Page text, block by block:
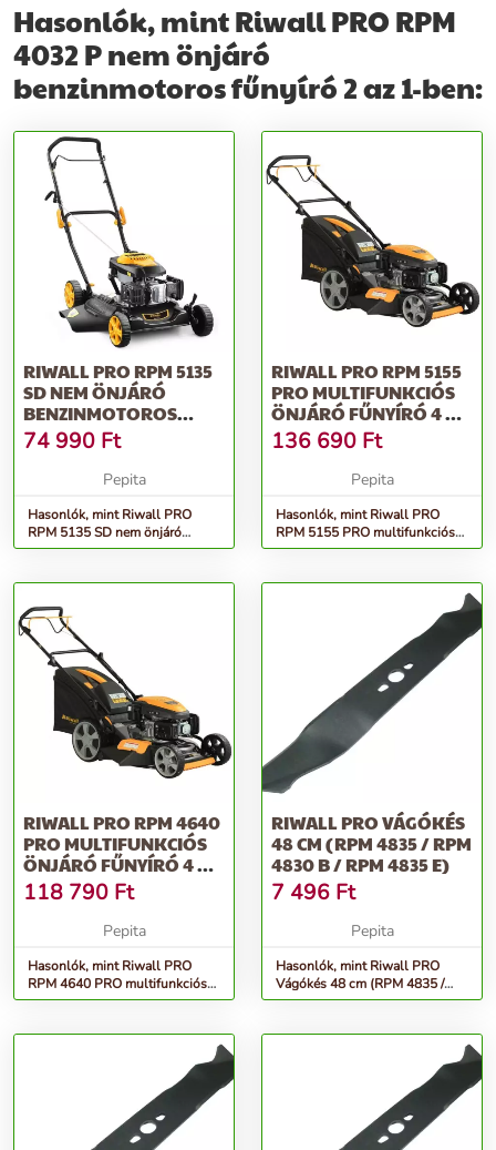
Hasonlók, mint Riwall PRO RPM
4032 P nem önjáró
benzinmotoros fűnyíró 2 az 1-ben:
RIWALL PRO RPM 5135
SD NEM ÖNJÁRÓ
BENZINMOTOROS
FŰNYÍRÓ 2 AZ 1-BE...
74 990 Ft
Pepita
Hasonlók, mint Riwall PRO
RPM 5135 SD nem önjáró
benzinmotoros fűnyíró 2 az 1-
RIWALL PRO RPM 5155
PRO MULTIFUNKCIÓS
ÖNJÁRÓ FŰNYÍRÓ 4 AZ
1-BEN
136 690 Ft
Pepita
Hasonlók, mint Riwall PRO
RPM 5155 PRO multifunkciós
önjáró fűnyíró 4 az 1-ben
RIWALL PRO RPM 4640
PRO MULTIFUNKCIÓS
ÖNJÁRÓ FŰNYÍRÓ 4 AZ
1-BEN
118 790 Ft
Pepita
Hasonlók, mint Riwall PRO
RPM 4640 PRO multifunkciós
önjáró fűnyíró 4 az 1-ben
RIWALL PRO VÁGÓKÉS
48 CM (RPM 4835 / RPM
4830 B / RPM 4835 E)
7 496 Ft
Pepita
Hasonlók, mint Riwall PRO
Vágókés 48 cm (RPM 4835 /
RPM 4830 B / RPM 4835 E)